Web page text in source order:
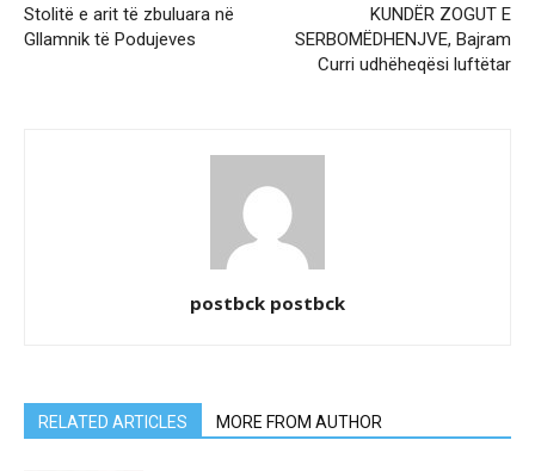
Stolitë e arit të zbuluara në
Gllamnik të Podujeves
KUNDËR ZOGUT E
SERBOMËDHENJVE, Bajram
Curri udhëheqësi luftëtar
postbck postbck
RELATED ARTICLES MORE FROM AUTHOR